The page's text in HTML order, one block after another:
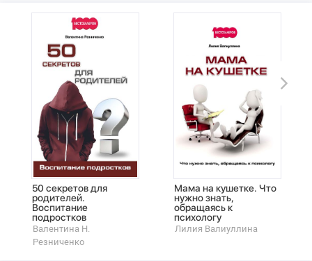
50 секретов для
родителей.
Воспитание
подростков
Валентина Н.
Резниченко
Мама на кушетке. Что
нужно знать,
обращаясь к
психологу
Лилия Валиуллина